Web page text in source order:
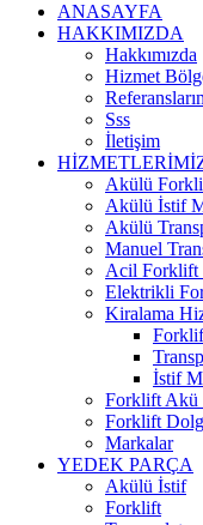
ANASAYFA
HAKKIMIZDA
Hakkımızda
Hizmet
Sss
İletişim
Akülü
Akülü İstif
Akülü
Manuel
Acil Forklift
Elektrikli
Kiralama
İstif
Forklift Akü
Forklift
Markalar
YEDEK PARÇA
Akülü İstif
Forklift